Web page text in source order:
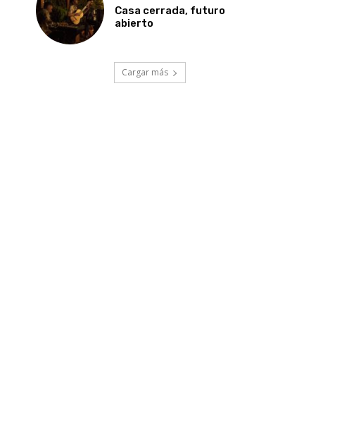
Casa cerrada, futuro
abierto
Cargar más